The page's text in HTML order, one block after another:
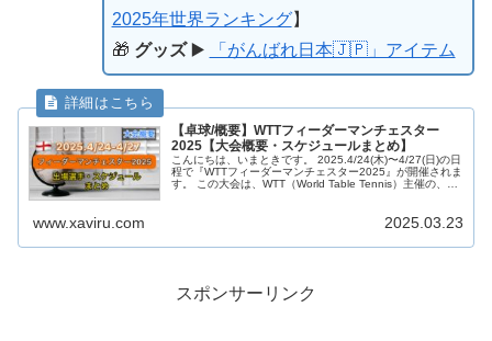
2025年世界ランキング】
🎁 グッズ▶️ 「がんばれ日本🇯🇵」アイテム
【卓球/概要】WTTフィーダーマンチェスター
2025【大会概要・スケジュールまとめ】
こんにちは、いまときです。 2025.4/24(木)〜4/27(日)の日
程で『WTTフィーダーマンチェスター2025』が開催されま
す。 この大会は、WTT（World Table Tennis）主催の、世
www.xaviru.com 2025.03.23
スポンサーリンク